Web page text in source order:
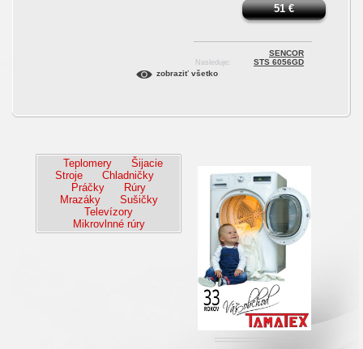
51€
Nasleduje:
SENCOR
STS 6056GD
zobraziť všetko
Teplomery
Šijacie
Stroje
Chladničky
Práčky
Rúry
Mrazáky
Sušičky
Televízory
Mikrovlnné rúry